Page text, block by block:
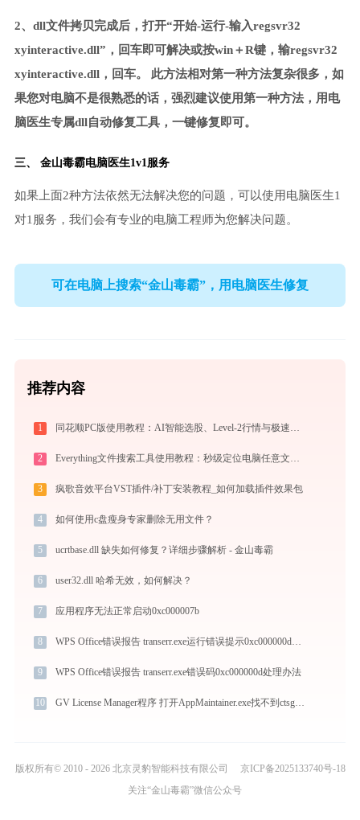
2、dll文件拷贝完成后，打开“开始-运行-输入regsvr32
xyinteractive.dll”，回车即可解决或按win＋R键，输regsvr32
xyinteractive.dll，回车。 此方法相对第一种方法复杂很多，如
果您对电脑不是很熟悉的话，强烈建议使用第一种方法，用电
脑医生专属dll自动修复工具，一键修复即可。
三、 金山毒霸电脑医生1v1服务
如果上面2种方法依然无法解决您的问题，可以使用电脑医生1
对1服务，我们会有专业的电脑工程师为您解决问题。
可在电脑上搜索“金山毒霸”，用电脑医生修复
推荐内容
1 同花顺PC版使用教程：AI智能选股、Level-2行情与极速交易一站式炒股指南
2 Everything文件搜索工具使用教程：秒级定位电脑任意文件的高效搜索神器
3 疯歌音效平台VST插件/补丁安装教程_如何加载插件效果包
4 如何使用c盘瘦身专家删除无用文件？
5 ucrtbase.dll 缺失如何修复？详细步骤解析 - 金山毒霸
6 user32.dll 哈希无效，如何解决？
7 应用程序无法正常启动0xc000007b
8 WPS Office错误报告 transerr.exe运行错误提示0xc000000d的解决办法
9 WPS Office错误报告 transerr.exe错误码0xc000000d处理办法
10 GV License Manager程序 打开AppMaintainer.exe找不到ctsgui.dll怎么办
版权所有© 2010 - 2026 北京灵豹智能科技有限公司
京ICP备2025133740号-18
关注“金山毒霸”微信公众号